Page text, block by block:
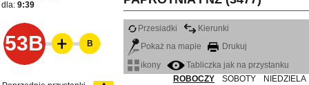
dla: 9:39
53B
Przesiadki
Kierunki
Pokaż na mapie
Drukuj
ikony
Tabliczka jak na przystanku
ROBOCZY
SOBOTY
NIEDZIELA
B